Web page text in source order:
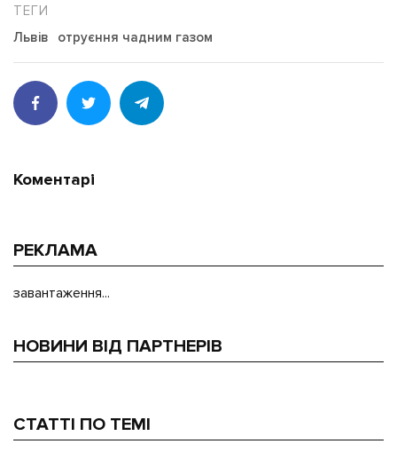
Львів отруєння чадним газом
Коментарі
РЕКЛАМА
завантаження...
НОВИНИ ВІД ПАРТНЕРІВ
СТАТТІ ПО ТЕМІ